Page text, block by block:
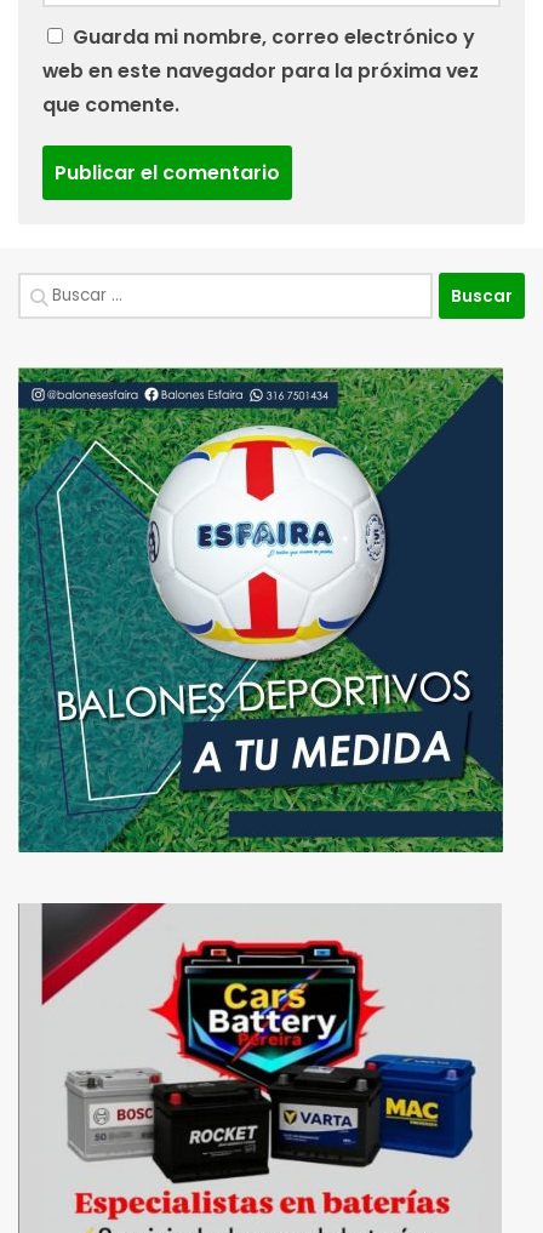
Guarda mi nombre, correo electrónico y
web en este navegador para la próxima vez
que comente.
Buscar: